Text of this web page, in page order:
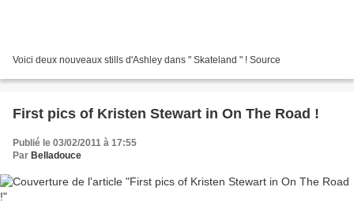
Voici deux nouveaux stills d'Ashley dans " Skateland " ! Source
First pics of Kristen Stewart in On The Road !
Publié le 03/02/2011 à 17:55
Par Belladouce